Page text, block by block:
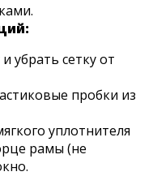
убрать сетку от
пробки из
уплотнителя
рамы (не